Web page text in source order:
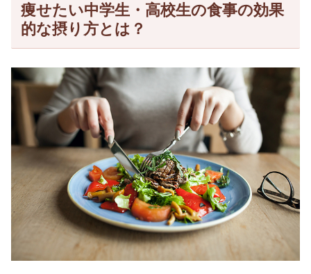
痩せたい中学生・高校生の食事の効果
的な摂り方とは？